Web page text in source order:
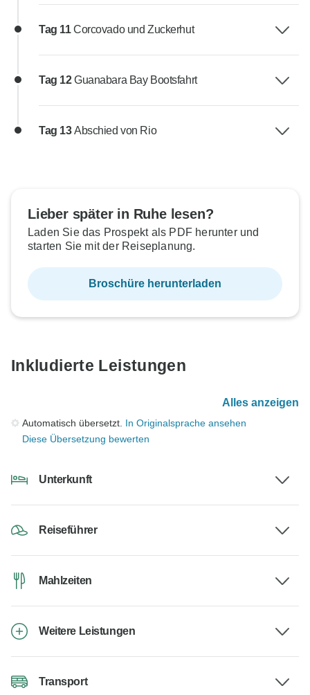
Tag 11Corcovado und Zuckerhut
Tag 12Guanabara Bay Bootsfahrt
Tag 13Abschied von Rio
Lieber später in Ruhe lesen?
Laden Sie das Prospekt als PDF herunter und
starten Sie mit der Reiseplanung.
Broschüre herunterladen
Inkludierte Leistungen
Alles anzeigen
Automatisch übersetzt. In Originalsprache ansehen
Diese Übersetzung bewerten
Unterkunft
Reiseführer
Mahlzeiten
Weitere Leistungen
Transport